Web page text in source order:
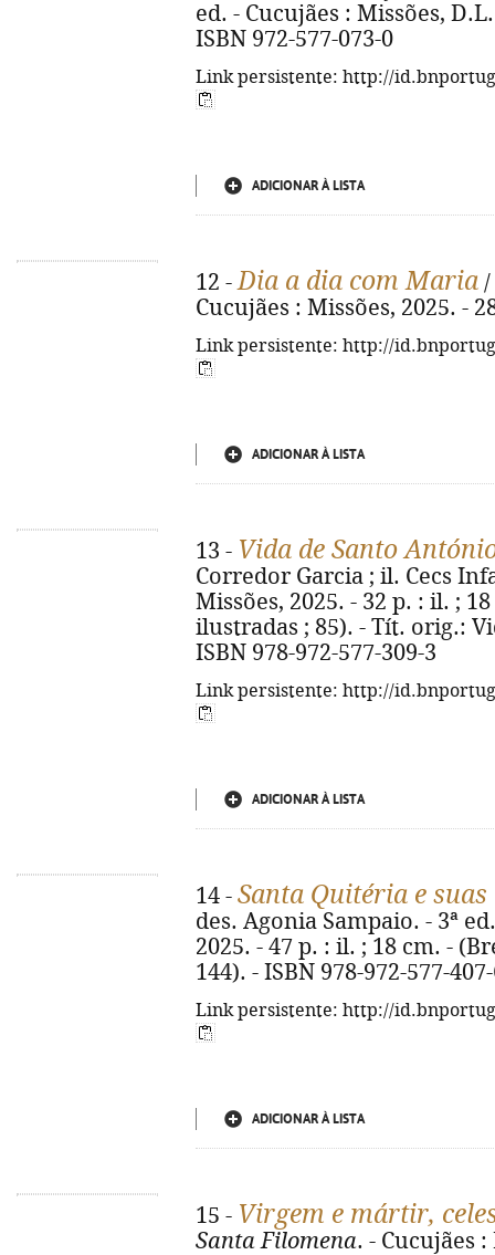
ed. - Cucujães : Missões,
ISBN 972-577-073-0
Link persistente: http://
ADICIONAR À LISTA
12 -Dia a dia com Maria /
Cucujães : Missões, 2025. -
Link persistente: http://
ADICIONAR À LISTA
13 - Vida de Santo
Corredor Garcia ; il. Cecs
Missões, 2025. - 32 p. : il. ;
ilustradas ; 85). - Tít. orig.:
ISBN 978-972-577-309-3
Link persistente: http://
ADICIONAR À LISTA
14 - Santa Quitéria e
des. Agonia Sampaio. - 3ª
2025. - 47 p. : il. ; 18 cm. -
144). - ISBN 978-972-577-
Link persistente: http://
ADICIONAR À LISTA
15 - Virgem e mártir,
Santa Filomena. - Cucujães :